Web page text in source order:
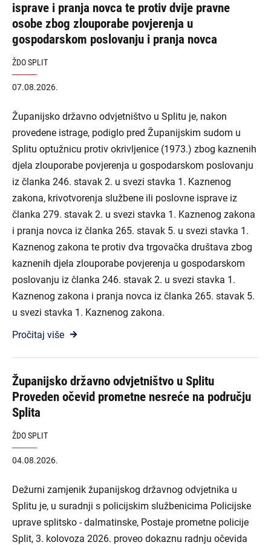
isprave i pranja novca te protiv dvije pravne
osobe zbog zlouporabe povjerenja u
gospodarskom poslovanju i pranja novca
ŽDO SPLIT
07.08.2026.
Županijsko državno odvjetništvo u Splitu je, nakon
provedene istrage, podiglo pred Županijskim sudom u
Splitu optužnicu protiv okrivljenice (1973.) zbog kaznenih
djela zlouporabe povjerenja u gospodarskom poslovanju
iz članka 246. stavak 2. u svezi stavka 1. Kaznenog
zakona, krivotvorenja službene ili poslovne isprave iz
članka 279. stavak 2. u svezi stavka 1. Kaznenog zakona
i pranja novca iz članka 265. stavak 5. u svezi stavka 1.
Kaznenog zakona te protiv dva trgovačka društava zbog
kaznenih djela zlouporabe povjerenja u gospodarskom
poslovanju iz članka 246. stavak 2. u svezi stavka 1.
Kaznenog zakona i pranja novca iz članka 265. stavak 5.
u svezi stavka 1. Kaznenog zakona.
Pročitaj više
Županijsko državno odvjetništvo u Splitu
Proveden očevid prometne nesreće na području
Splita
ŽDO SPLIT
04.08.2026.
Dežurni zamjenik županijskog državnog odvjetnika u
Splitu je, u suradnji s policijskim službenicima Policijske
uprave splitsko - dalmatinske, Postaje prometne policije
Split, 3. kolovoza 2026. proveo dokaznu radnju očevida